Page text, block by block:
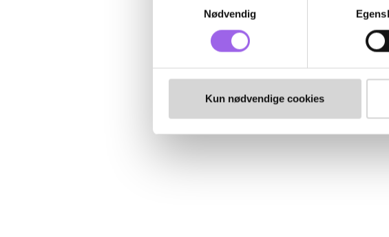
Nødvendig
Kun nødvendige cookies